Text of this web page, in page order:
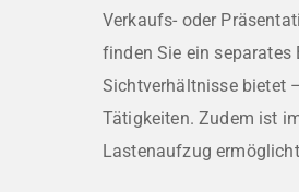
Verkaufs- oder
finden Sie ein
Sichtverhältnisse bietet
Tätigkeiten. Zudem ist
Lastenaufzug